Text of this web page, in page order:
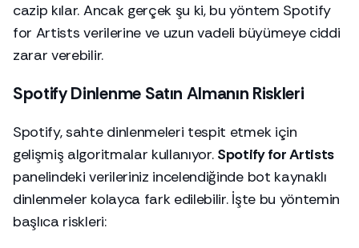
cazip kılar. Ancak gerçek şu ki, bu yöntem Spotify
for Artists verilerine ve uzun vadeli büyümeye ciddi
zarar verebilir.
Spotify Dinlenme Satın Almanın Riskleri
Spotify, sahte dinlenmeleri tespit etmek için
gelişmiş algoritmalar kullanıyor. Spotify for Artists
panelindeki verileriniz incelendiğinde bot kaynaklı
dinlenmeler kolayca fark edilebilir. İşte bu yöntemin
başlıca riskleri: